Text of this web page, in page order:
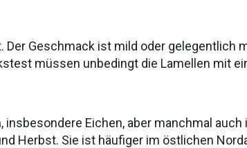
Der Geschmack ist mild oder gelegentlich
müssen unbedingt die Lamellen mit
Eichen, aber manchmal
Herbst. Sie ist häufiger im östlichen